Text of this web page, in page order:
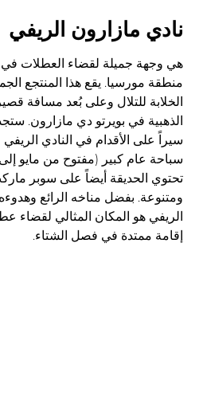
نادي مازارون الريفي
هي وجهة جميلة لقضاء العطلات
منطقة مورسيا. يقع هذا المنتجع
الخلابة للتلال وعلى بُعد مسافة
الذهبية في بويرتو دي مازارون.
سيراً على الأقدام في النادي
سباحة عام كبير (مفتوح من مايو
تحتوي الحديقة أيضاً على سوبر
ومتنوعة. بفضل مناخه الرائع
الريفي هو المكان المثالي لقضاء
إقامة ممتدة في فصل الشتاء.